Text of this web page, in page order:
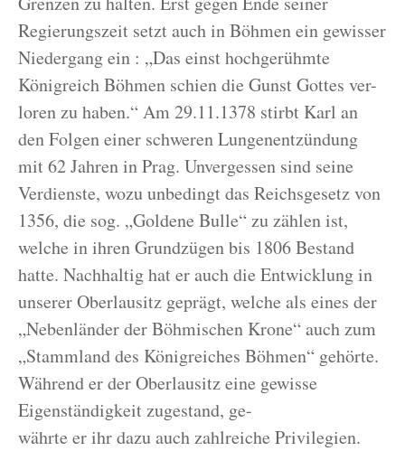
Regierungszeit setzt auch in Böhmen ein gewisser
Niedergang ein : „Das einst hochgerühmte
Königreich Böhmen schien die Gunst Gottes ver-
loren zu haben.“ Am 29.11.1378 stirbt Karl an
den Folgen einer schweren Lungenentzündung
mit 62 Jahren in Prag. Unvergessen sind seine
Verdienste, wozu unbedingt das Reichsgesetz von
1356, die sog. „Goldene Bulle“ zu zählen ist,
welche in ihren Grundzügen bis 1806 Bestand
hatte. Nachhaltig hat er auch die Entwicklung in
unserer Oberlausitz geprägt, welche als eines der
„Nebenländer der Böhmischen Krone“ auch zum
„Stammland des Königreiches Böhmen“ gehörte.
Während er der Oberlausitz eine gewisse
Eigenständigkeit zugestand, ge-
währte er ihr dazu auch zahlreiche Privilegien.